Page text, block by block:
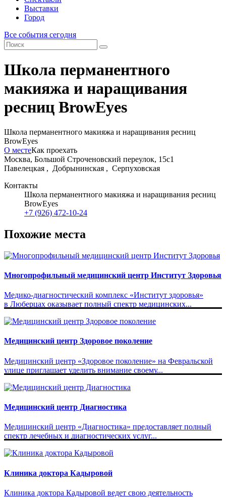
Выставки
Город
Все события сегодня
Школа перманентного
макияжа и наращивания
ресниц BrowEyes
Школа перманентного макияжа и наращивания ресниц
BrowEyes
О местеКак проехать
Москва, Большой Строченовский переулок, 15с1
Павелецкая , Добрынинская , Серпуховская
Контакты
Школа перманентного макияжа и наращивания ресниц
BrowEyes
+7 (926) 472-10-24
Похожие места
Многопрофильный медицинский центр Институт Здоровья
Медико-диагностический комплекс «Институт здоровья»
в Люберцах оказывает полный спектр медицинских...
Медицинский центр Здоровое поколение
Медицинский центр «Здоровое поколение» на Февральской
улице приглашает уделить внимание своему...
Медицинский центр Диагностика
Медицинский центр «Диагностика» предоставляет полный
спектр лечебных и диагностических услуг...
Клиника доктора Кадыровой
Клиника доктора Кадыровой ведет свою деятельность